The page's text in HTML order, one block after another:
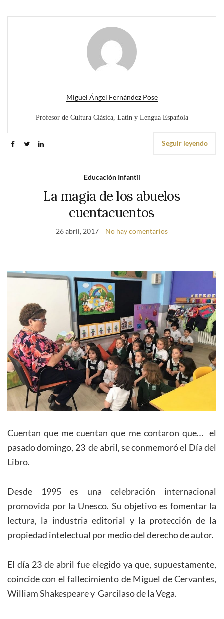
Miguel Ángel Fernández Pose
Profesor de Cultura Clásica, Latín y Lengua Española
Seguir leyendo
Educación Infantil
La magia de los abuelos
cuentacuentos
26 abril, 2017 No hay comentarios
Cuentan que me cuentan que me contaron que… el
pasado domingo, 23 de abril, se conmemoró el Día del
Libro.
Desde 1995 es una celebración internacional
promovida por la Unesco. Su objetivo es fomentar la
lectura, la industria editorial y la protección de la
propiedad intelectual por medio del derecho de autor.
El día 23 de abril fue elegido ya que, supuestamente,
coincide con el fallecimiento de Miguel de Cervantes,
William Shakespeare y Garcilaso de la Vega.